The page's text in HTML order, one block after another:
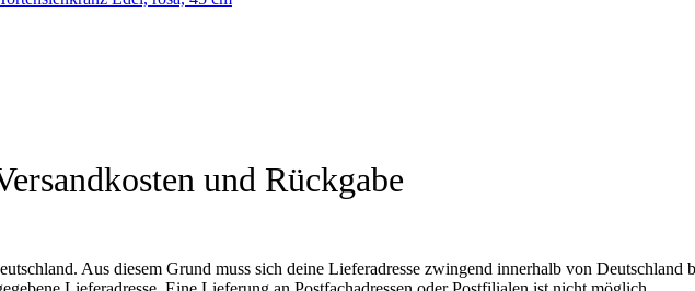
und Rückgabe
Aus diesem Grund muss sich deine Lieferadresse zwingend innerhalb von